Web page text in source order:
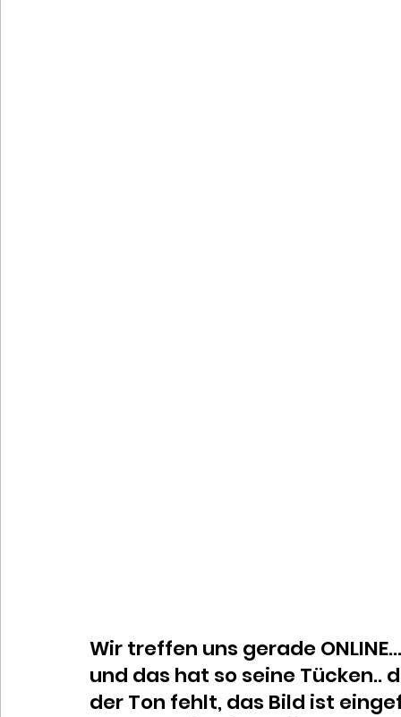
Wir treffen uns gerade ONLINE...
und das hat so seine
der Ton fehlt, das Bild ist